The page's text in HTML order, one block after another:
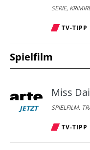
SERIE,
TV-TIPP
Spielfilm
JETZT
Miss
SPIELFILM,
TV-TIPP